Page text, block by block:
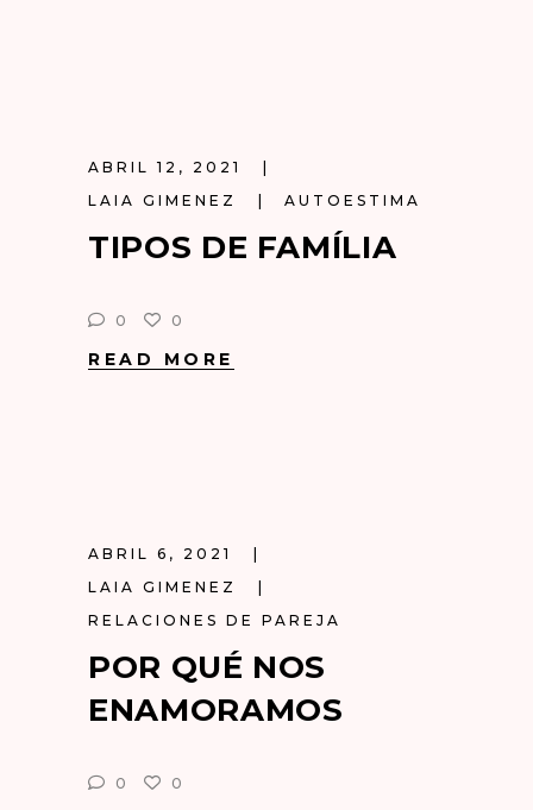
ABRIL 12, 2021
LAIA GIMENEZ
AUTOESTIMA
TIPOS DE FAMÍLIA
0 0
READ MORE
ABRIL 6, 2021
LAIA GIMENEZ
RELACIONES DE PAREJA
POR QUÉ NOS
ENAMORAMOS
0 0